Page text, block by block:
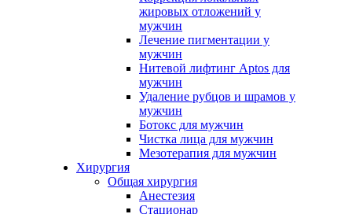
жировых отложений у
мужчин
Лечение пигментации у
мужчин
Нитевой лифтинг Aptos для
мужчин
Удаление рубцов и шрамов у
мужчин
Ботокс для мужчин
Чистка лица для мужчин
Мезотерапия для мужчин
Хирургия
Общая хирургия
Анестезия
Стационар